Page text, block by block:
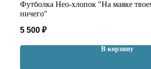
Футболка Нео-хлопок "На маяке
ничего"
5 500 ₽
В корзину